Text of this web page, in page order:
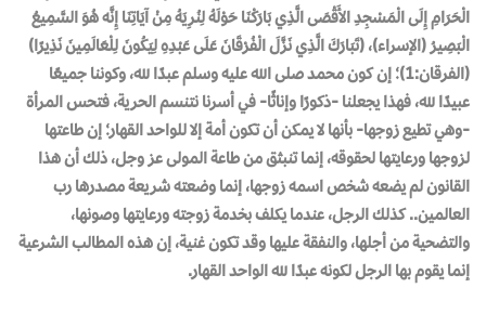
الْحَرَامِ إِلَى الْمَسْجِدِ الأَقْصَى الَّذِي بَارَكْنَا حَوْلَهُ لِنُرِيَهُ مِنْ آيَاتِنَا إِنَّه هُوَ السَّمِيعُ
الْبَصِيرُ (الإسراء)، (تَبَارَكَ الَّذِي نَزَّلَ الْفُرْقَانَ عَلَى عَبْدِهِ لِيَكُونَ لِلْعَالَمِينَ نَذِيرًا)
(الفرقان:1)؛ إن كون محمد صلى الله عليه وسلم عبدًا لله، وكوننا جميعًا
عبيدًا لله، فهذا يجعلنا -ذكورًا وإناثًا- في أسرنا نتنسم الحرية، فتحس المرأة
-وهي تطيع زوجها- بأنها لا يمكن أن تكون أمة إلا للواحد القهار؛ إن طاعتها
لزوجها ورعايتها لحقوقه، إنما تنبثق من طاعة المولى عز وجل، ذلك أن هذا
القانون لم يضعه شخص اسمه زوجها، إنما وضعته شريعة مصدرها رب
العالمين.. كذلك الرجل، عندما يكلف بخدمة زوجته ورعايتها وصونها،
والتضحية من أجلها، والنفقة عليها وقد تكون غنية، إن هذه المطالب الشرعية
إنما يقوم بها الرجل لكونه عبدًا لله الواحد القهار.